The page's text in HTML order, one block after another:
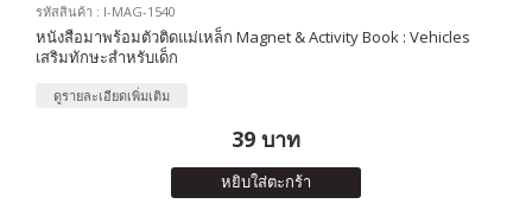
รหัสสินค้า : I-MAG-1540
หนังสือมาพร้อมตัวติดแม่เหล็ก Magnet & Activity Book : Vehicles
เสริมทักษะสำหรับเด็ก
ดูรายละเอียดเพิ่มเติม
39 บาท
หยิบใส่ตะกร้า